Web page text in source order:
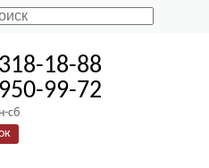
18-88
99-72
сб